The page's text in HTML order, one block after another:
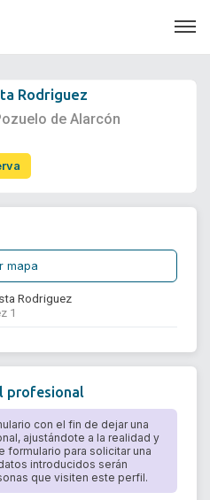
Rodriguez
de Alarcón
mapa
Rodriguez
1
profesional
con el fin de dejar una
ajustándote a la realidad y
formulario para solicitar una
introducidos serán
que visiten este perfil.